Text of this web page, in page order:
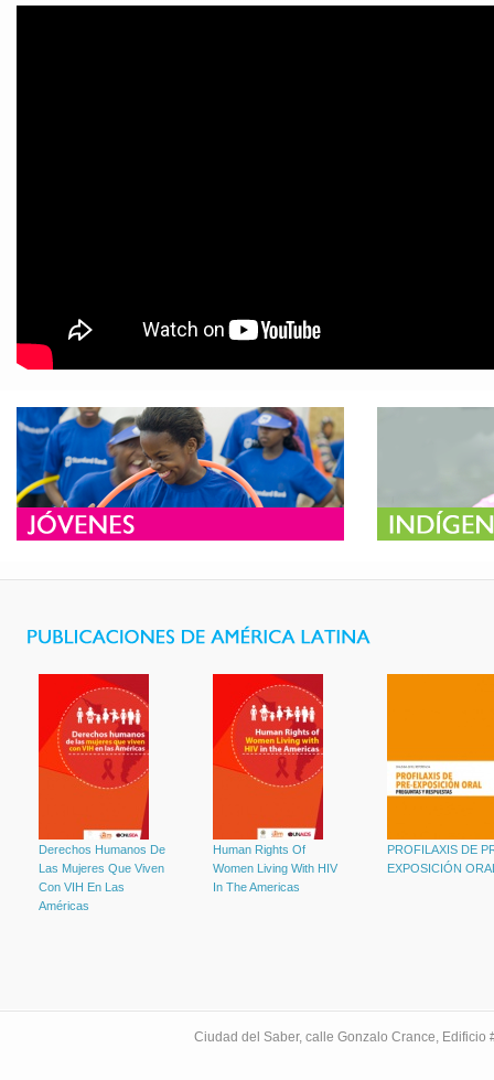
Derechos Humanos De
Las Mujeres Que Viven
Con VIH En Las
Américas
Human Rights Of
Women Living With HIV
In The Americas
PROFILAXIS DE
EXPOSICIÓN
Ciudad del Saber, calle Gonzalo Crance,